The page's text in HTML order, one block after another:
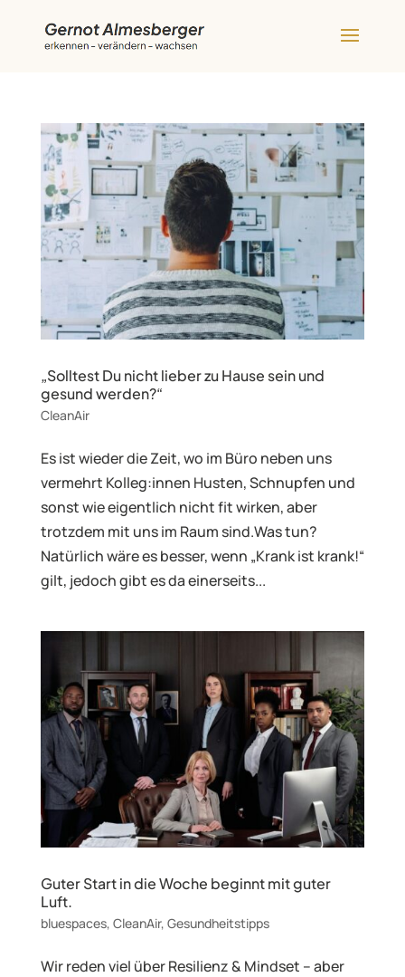
„Solltest Du nicht lieber zu Hause sein und
gesund werden?“
CleanAir
Es ist wieder die Zeit, wo im Büro neben uns
vermehrt Kolleg:innen Husten, Schnupfen und
sonst wie eigentlich nicht fit wirken, aber
trotzdem mit uns im Raum sind.Was tun?
Natürlich wäre es besser, wenn „Krank ist krank!“
gilt, jedoch gibt es da einerseits...
Guter Start in die Woche beginnt mit guter
Luft.
bluespaces, CleanAir, Gesundheitstipps
Wir reden viel über Resilienz & Mindset – aber